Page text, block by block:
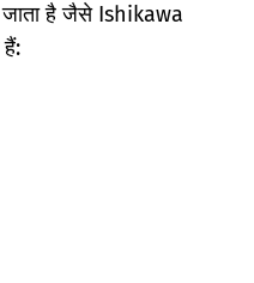
है जैसे Ishikawa